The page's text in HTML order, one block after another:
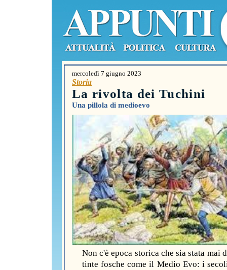
mercoledì 7 giugno 2023
Storia
La rivolta dei Tuchini
Una pillola di medioevo
Non c'è epoca storica che sia stata mai
tinte fosche come il Medio Evo: i